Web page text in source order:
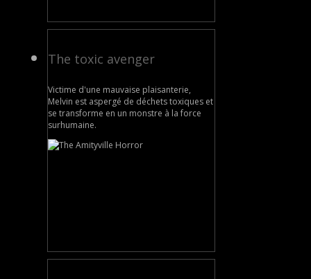
The toxic avenger
Victime d'une mauvaise plaisanterie,
Melvin est aspergé de déchets toxiques et
se transforme en un monstre à la force
surhumaine.